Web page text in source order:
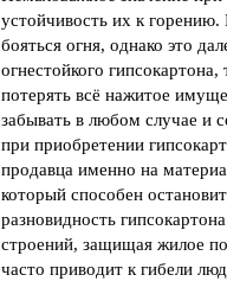
устойчивость их к горению.
бояться огня, однако это
огнестойкого
потерять всё нажитое
забывать в любом случае и
при приобретении
продавца именно на
который способен
разновидность
строений, защищая жилое
часто приводит к гибели